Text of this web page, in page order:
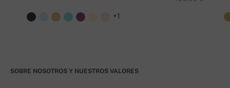
+1
SOBRE NOSOTROS Y NUESTROS VALORES